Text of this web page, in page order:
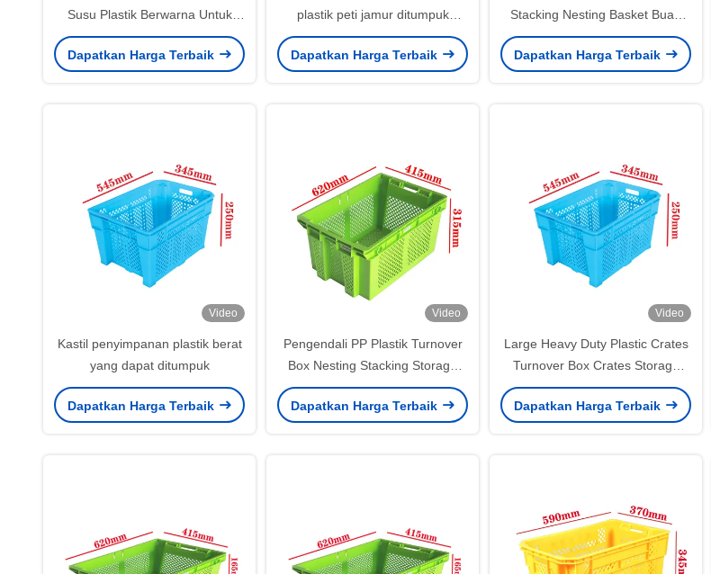
Susu Plastik Berwarna Untuk
Pengiriman Sayuran
545x345x250mm
Dapatkan Harga Terbaik
plastik peti jamur ditumpuk
tempat bergerak
Dapatkan Harga Terbaik
Stacking Nesting Basket Buah
654x452x143mm
Dapatkan Harga Terbaik
Video
Kastil penyimpanan plastik berat
yang dapat ditumpuk
Dapatkan Harga Terbaik
Video
Pengendali PP Plastik Turnover
Box Nesting Stacking Storage
Nesting Crates Plastik Bin
Dapatkan Harga Terbaik
Video
Large Heavy Duty Plastic Crates
Turnover Box Crates Storage
Instable Stackable Storage
Dapatkan Harga Terbaik